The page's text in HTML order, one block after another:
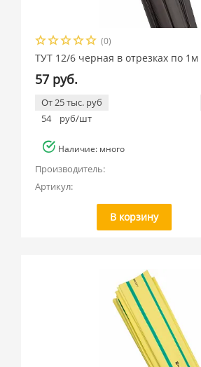
(0)
ТУТ 12/6 черная в отрезках по 1м
57 руб.
От 25 тыс. руб
54
руб/шт
Наличие: много
Производитель:
Артикул:
В корзину